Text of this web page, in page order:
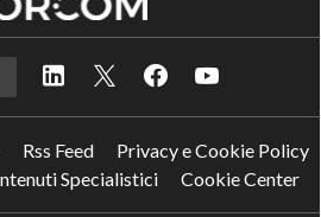
Rss Feed
Privacy e Cookie Policy
Specialistici
Cookie Center